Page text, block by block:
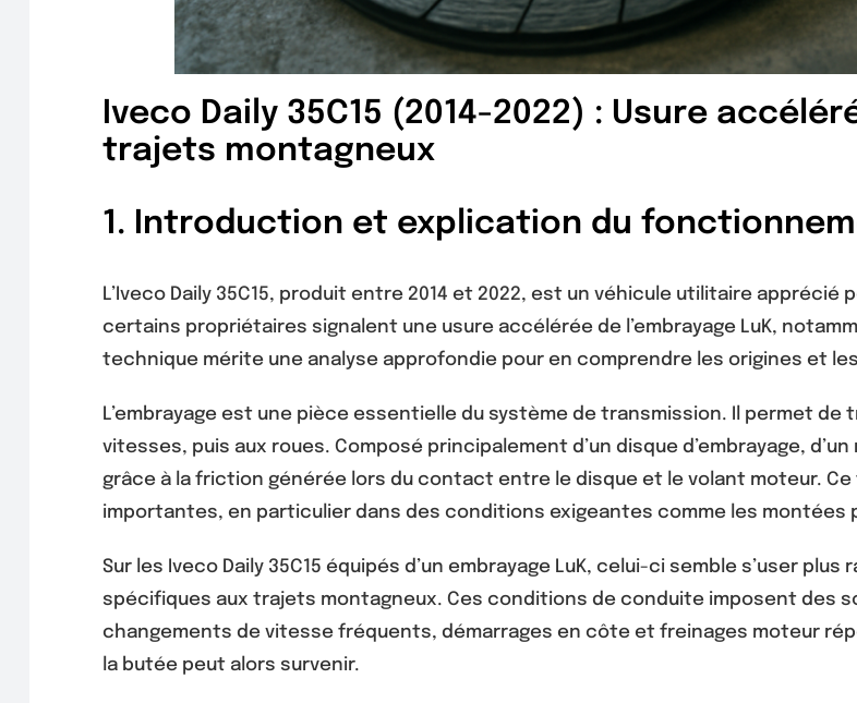
Iveco Daily 35C15 (2014-2022) : Usure
trajets montagneux
1. Introduction et explication du
L’Iveco Daily 35C15, produit entre 2014 et 2022, est un véhicule utilitaire
certains propriétaires signalent une usure accélérée de l’embrayage LuK,
technique mérite une analyse approfondie pour en comprendre les origines et
L’embrayage est une pièce essentielle du système de transmission. Il permet
vitesses, puis aux roues. Composé principalement d’un disque d’embrayage,
grâce à la friction générée lors du contact entre le disque et le volant moteur.
importantes, en particulier dans des conditions exigeantes comme les
Sur les Iveco Daily 35C15 équipés d’un embrayage LuK, celui-ci semble s’user
spécifiques aux trajets montagneux. Ces conditions de conduite imposent des
changements de vitesse fréquents, démarrages en côte et freinages moteur
la butée peut alors survenir.